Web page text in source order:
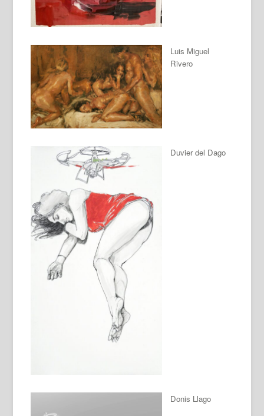
Luis Miguel
Rivero
Duvier del Dago
Donis Llago